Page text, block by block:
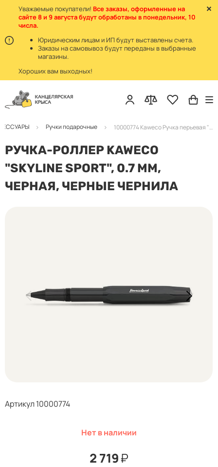
Уважаемые покупатели! Все заказы, оформленные на
сайте 8 и 9 августа будут обработаны в понедельник, 10
числа.
Юридическим лицам и ИП будут выставлены счета.
Заказы на самовывоз будут переданы в выбранные
магазины.
Хороших вам выходных!
Ручки подарочные 10000774 Kaweco Ручка перьевая "Skyline Sport" F 0.7мм цвет корпуса черный
РУЧКА-РОЛЛЕР KAWECO
"SKYLINE SPORT", 0.7 ММ,
ЧЕРНАЯ, ЧЕРНЫЕ ЧЕРНИЛА
Артикул 10000774
Нет в наличии
2 719₽